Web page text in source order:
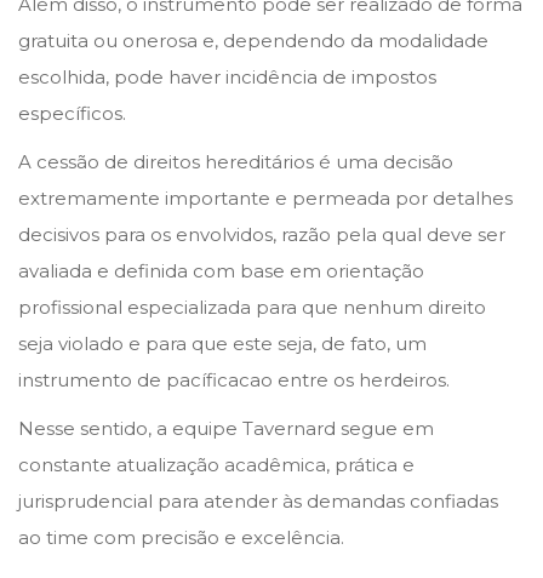
gratuita ou onerosa e, dependendo da modalidade
escolhida, pode haver incidência de impostos
específicos.
A cessão de direitos hereditários é uma decisão
extremamente importante e permeada por detalhes
decisivos para os envolvidos, razão pela qual deve ser
avaliada e definida com base em orientação
profissional especializada para que nenhum direito
seja violado e para que este seja, de fato, um
instrumento de pacíficacao entre os herdeiros.
Nesse sentido, a equipe Tavernard segue em
constante atualização acadêmica, prática e
jurisprudencial para atender às demandas confiadas
ao time com precisão e excelência.